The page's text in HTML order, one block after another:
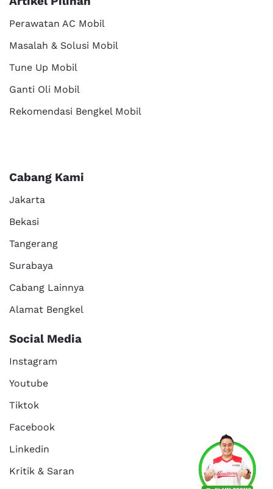
Services About Us
Perawatan AC Mobil
Masalah & Solusi Mobil
Tune Up Mobil
Ganti Oli Mobil
Rekomendasi Bengkel Mobil
Cabang Kami
Jakarta
Bekasi
Tangerang
Surabaya
Cabang Lainnya
Alamat Bengkel
Social Media
Instagram
Youtube
Tiktok
Facebook
Linkedin
Kritik & Saran